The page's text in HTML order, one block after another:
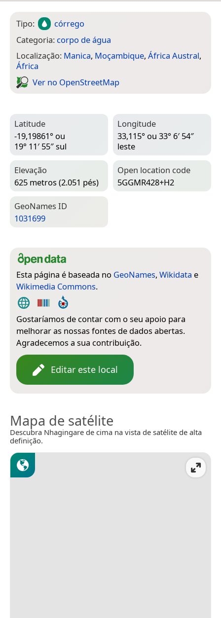
Tipo:
córrego
Categoria: corpo de água
Localização: Manica, Moçambique, África Austral,
África
Ver no Open­Street­Map
Latitude
-19,19861° ou
19° 11′ 55″ sul
Longitude
33,115° ou 33° 6′ 54″
leste
Elevação
625 metros (2.051 pés)
Open location code
5GGMR428+H2
Geo­Names ID
1031699
Esta página é baseada no GeoNames, Wikidata e
Wikimedia Commons.
Gostaríamos de contar com o seu apoio para
melhorar as nossas fontes de dados abertas.
Agradecemos a sua contribuição.
Editar este local
Mapa de satélite
Descubra Nhagingare de cima na vista de satélite de alta
definição.